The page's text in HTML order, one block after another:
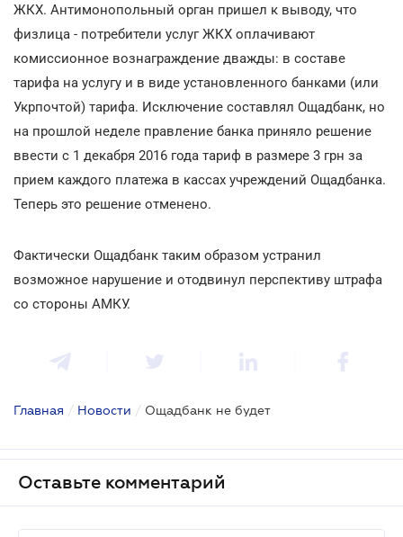
ЖКХ. Антимонопольный орган пришел к выводу, что
физлица - потребители услуг ЖКХ оплачивают
комиссионное вознаграждение дважды: в составе
тарифа на услугу и в виде установленного банками (или
Укрпочтой) тарифа. Исключение составлял Ощадбанк, но
на прошлой неделе правление банка приняло решение
ввести с 1 декабря 2016 года тариф в размере 3 грн за
прием каждого платежа в кассах учреждений Ощадбанка.
Теперь это решение отменено.
Фактически Ощадбанк таким образом устранил
возможное нарушение и отодвинул перспективу штрафа
со стороны АМКУ.
Главная / Новости / Ощадбанк не будет
Оставьте комментарий